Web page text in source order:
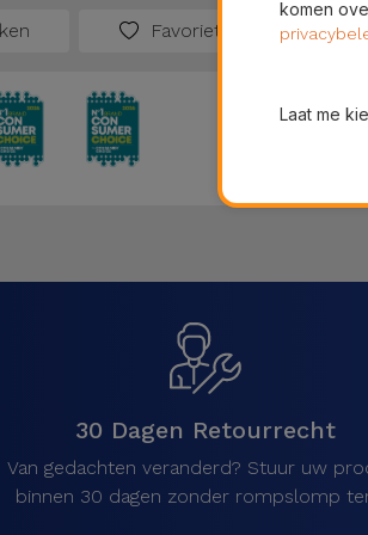
Favorieten
30 Dagen Retourrecht
Van gedachten veranderd? Stuur uw
binnen 30 dagen zonder rompslomp
komen
Laat me